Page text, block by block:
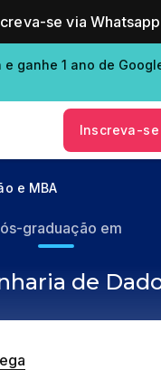
se via Whatsapp
ganhe 1 ano de
Inscreva-se
e MBA
graduação em
de